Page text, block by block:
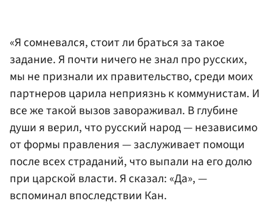
«Я сомневался, стоит ли браться за такое
задание. Я почти ничего не знал про русских,
мы не признали их правительство, среди моих
партнеров царила неприязнь к коммунистам. И
все же такой вызов завораживал. В глубине
души я верил, что русский народ — независимо
от формы правления — заслуживает помощи
после всех страданий, что выпали на его долю
при царской власти. Я сказал: «Да», —
вспоминал впоследствии Кан.